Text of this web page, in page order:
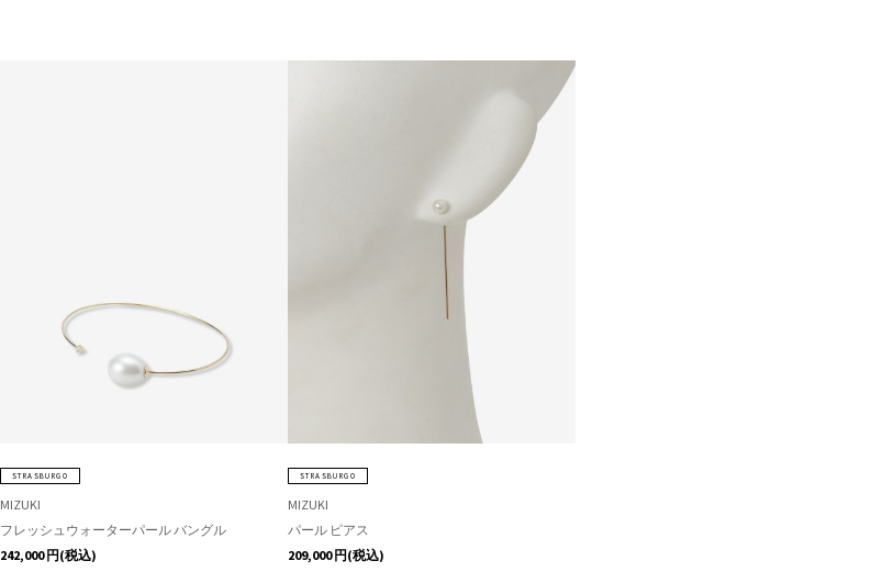
STRASBURGO
MIZUKI
フレッシュウォーターパール バングル
242,000円(税込)
STRASBURGO
MIZUKI
パール ピアス
209,000円(税込)